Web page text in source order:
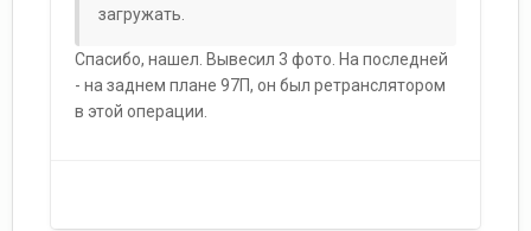
загружать.
Спасибо, нашел. Вывесил 3 фото. На последней
- на заднем плане 97П, он был ретранслятором
в этой операции.